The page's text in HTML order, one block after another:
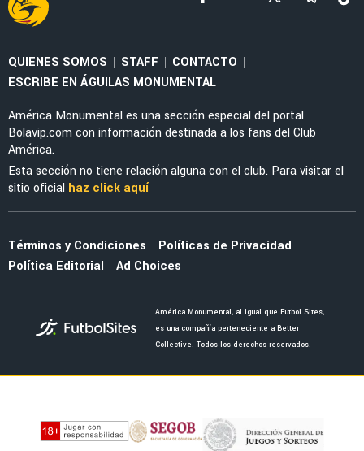
Priscila da Silva firma doblete con América
Femenil y reacciona al Estadio Banorte
FEMENIL
su espectacular uniforme negro ante Cruz